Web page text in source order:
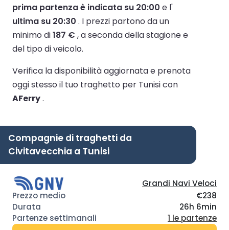
prima partenza è indicata su 20:00 e l'
ultima su 20:30 . I prezzi partono da un
minimo di187 € , a seconda della stagione e
del tipo di veicolo.
Verifica la disponibilità aggiornata e prenota
oggi stesso il tuo traghetto per Tunisi con
AFerry.
Compagnie di traghetti da
Civitavecchia a Tunisi
Grandi Navi Veloci
€238
26h 6min
1 le partenze